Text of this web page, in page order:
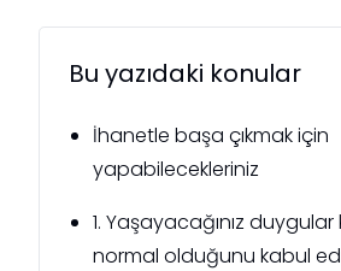
Bu yazıdaki konular
İhanetle başa çıkmak için
yapabilecekleriniz
1. Yaşayacağınız duygular
normal olduğunu kabul